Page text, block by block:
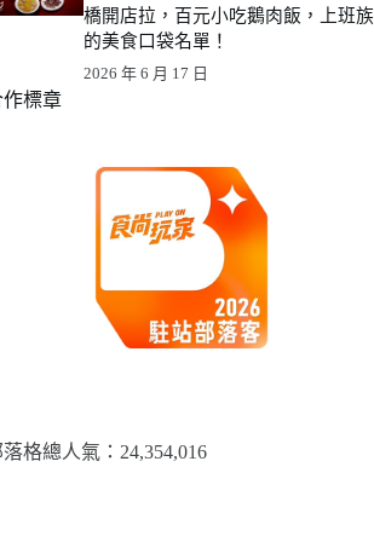
橋開店拉，百元小吃鵝肉飯，上班族
的美食口袋名單！
2026 年 6 月 17 日
作標章
格總人氣：​24,354,016